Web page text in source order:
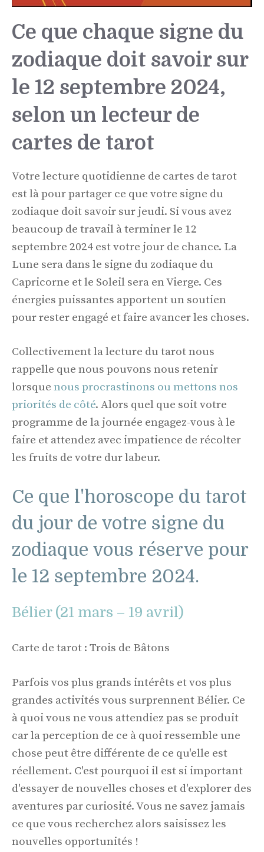
Ce que chaque signe du
zodiaque doit savoir sur
le 12 septembre 2024,
selon un lecteur de
cartes de tarot
Votre lecture quotidienne de cartes de tarot
est là pour partager ce que votre signe du
zodiaque doit savoir sur jeudi. Si vous avez
beaucoup de travail à terminer le 12
septembre 2024 est votre jour de chance. La
Lune sera dans le signe du zodiaque du
Capricorne et le Soleil sera en Vierge. Ces
énergies puissantes apportent un soutien
pour rester engagé et faire avancer les choses.
Collectivement la lecture du tarot nous
rappelle que nous pouvons nous retenir
lorsque nous procrastinons ou mettons nos
priorités de côté. Alors quel que soit votre
programme de la journée engagez-vous à le
faire et attendez avec impatience de récolter
les fruits de votre dur labeur.
Ce que l'horoscope du tarot
du jour de votre signe du
zodiaque vous réserve pour
le 12 septembre 2024.
Bélier (21 mars – 19 avril)
Carte de tarot : Trois de Bâtons
Parfois vos plus grands intérêts et vos plus
grandes activités vous surprennent Bélier. Ce
à quoi vous ne vous attendiez pas se produit
car la perception de ce à quoi ressemble une
chose peut être différente de ce qu'elle est
réellement. C'est pourquoi il est si important
d'essayer de nouvelles choses et d'explorer des
aventures par curiosité. Vous ne savez jamais
ce que vous recherchez alors saisissez les
nouvelles opportunités !